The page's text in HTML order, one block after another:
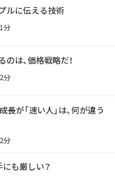
ルに伝える技術
分
は、価格戦略だ！
分
成長が「速い人」は、何が違う
分
も厳しい？